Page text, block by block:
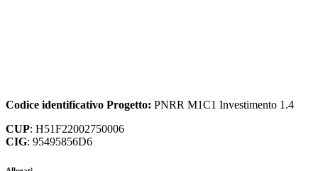
Codice identificativo Progetto: PNRR M1C1 Investimento 1.4
CUP: H51F22002750006
CIG: 95495856D6